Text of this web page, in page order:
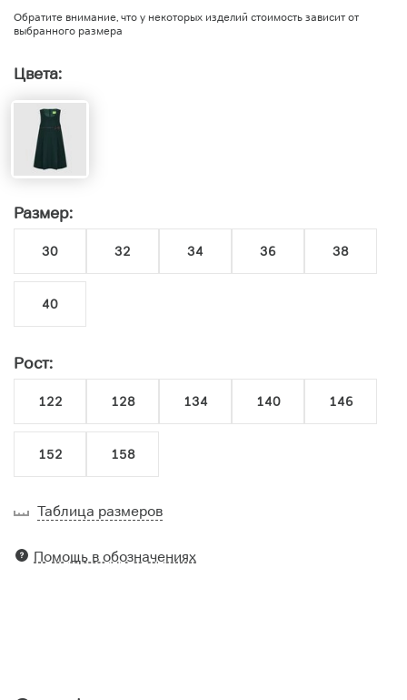
Обратите внимание, что у некоторых изделий стоимость зависит от
выбранного размера
Цвета:
Размер:
30 32 34 36 38
40
Рост:
122 128 134 140 146
152 158
Таблица размеров
Помощь в обозначениях